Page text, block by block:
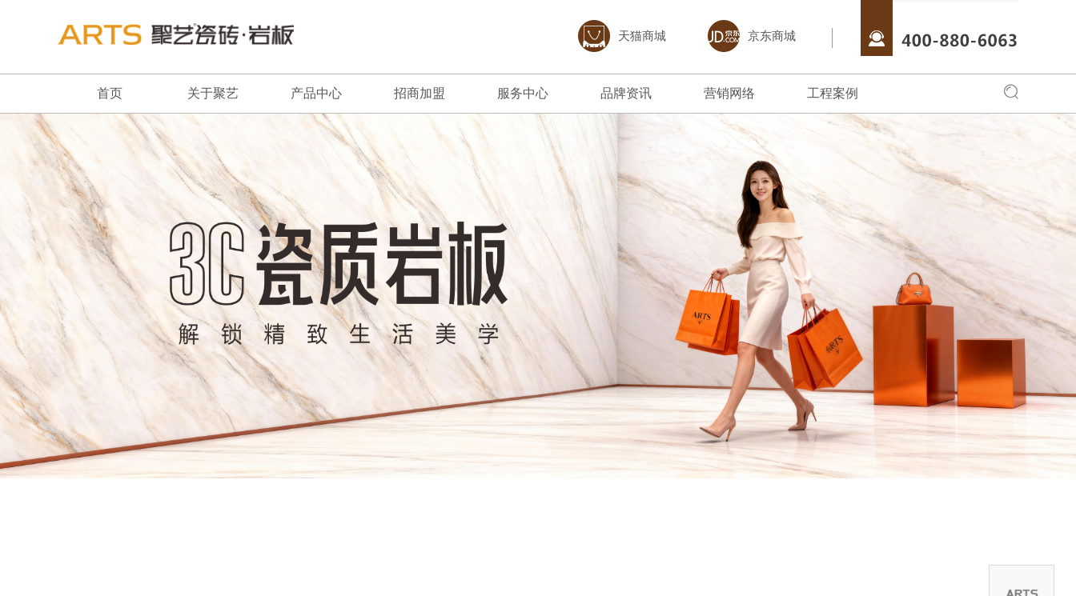
天猫商城 京东商城
首页 关于聚艺
品牌简介
董事长致辞
企业文化
品牌荣誉
发展历程
联系我们
打造陶瓷行业创新企业；坚持“以顾客为中
心、重质量、讲诚信、强品牌、增效益”的经
营方针。
产品中心
最新推荐
畅销产品
产品覆盖各种规格的高档岩板、大板、大理石
瓷砖、中板墙面砖、现代质感砖等上千款花色
品种。
招商加盟
加盟优势
招商政策
合作流程
加盟申请
以市场为导向，以科技求发展，始终把创新驱
动和绿色发展作为企业赢得未来的核心战略。
服务中心
免费预约量房
经销商专区
人才招聘
聚艺的经销商朋友，可以通过服务中心，直接
下载聚艺品牌物料文化，更多服务，请拨打
400 880 6063。
品牌资讯
品牌资讯
行业资讯
聚艺瓷砖·岩板借助于互联网特性来实现一定
营销目标，品牌资讯在整个品牌传播过程中起
着举足轻重的作用。
营销网络
全国网络
专卖店风采
全面实现品牌化经营，在全国建立起多家
工程案例
聚艺产品品质优良
消费者喜爱；在全